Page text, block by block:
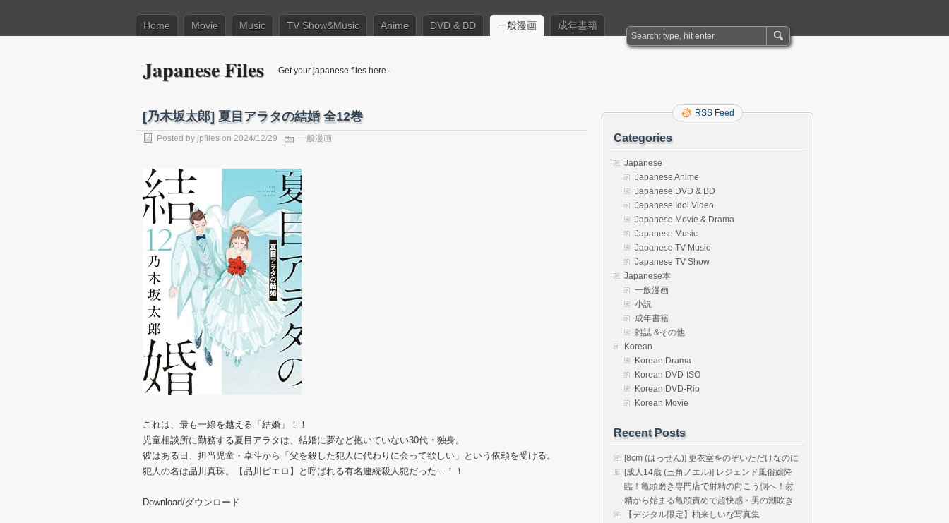
Home Movie Music TV Show&Music Anime DVD & BD 一般漫画 成年書籍
Japanese Files Get your japanese files here..
[乃木坂太郎] 夏目アラタの結婚 全12巻
Posted by jpfiles on 2024/12/29 一般漫画
これは、最も一線を越える「結婚」！！
児童相談所に勤務する夏目アラタは、結婚に夢など抱いていない30代・独身。
彼はある日、担当児童・卓斗から「父を殺した犯人に代わりに会って欲しい」という依頼を受ける。
犯人の名は品川真珠。【品川ピエロ】と呼ばれる有名連続殺人犯だった…！！
Download/ダウンロード
RSS Feed
Categories
Japanese
Japanese Anime
Japanese DVD & BD
Japanese Idol Video
Japanese Movie & Drama
Japanese Music
Japanese TV Music
Japanese TV Show
Japanese本
一般漫画
小説
成年書籍
雑誌 &その他
Korean
Korean Drama
Korean DVD-ISO
Korean DVD-Rip
Korean Movie
Recent Posts
[8cm (はっせん)] 更衣室をのぞいただけなのに
[成人14歳 (三角ノエル)] レジェンド風俗嬢降
臨！亀頭磨き専門店で射精の向こう側へ！射
精から始まる亀頭責めで超快感・男の潮吹き
【デジタル限定】柚来しいな写真集